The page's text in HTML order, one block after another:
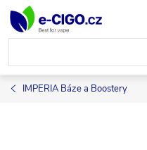
Přejít
obsah
IMPERIA Báze a Boostery